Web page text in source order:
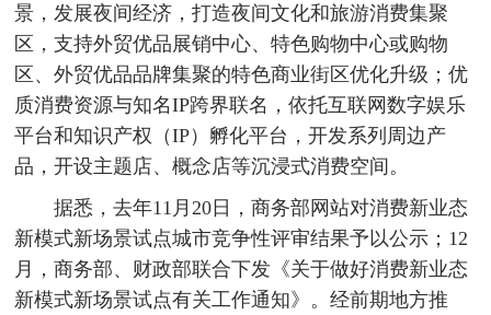
景，发展夜间经济，打造夜间文化和旅游消费集聚
区，支持外贸优品展销中心、特色购物中心或购物
区、外贸优品品牌集聚的特色商业街区优化升级；优
质消费资源与知名IP跨界联名，依托互联网数字娱乐
平台和知识产权（IP）孵化平台，开发系列周边产
品，开设主题店、概念店等沉浸式消费空间。
据悉，去年11月20日，商务部网站对消费新业态
新模式新场景试点城市竞争性评审结果予以公示；12
月，商务部、财政部联合下发《关于做好消费新业态
新模式新场景试点有关工作通知》。经前期地方推